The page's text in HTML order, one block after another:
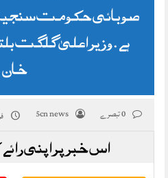
صوبائی حکومت
ہے . وزیر اعلیٰ گلگت
خان
5cn news
اس خبر پر اپنی